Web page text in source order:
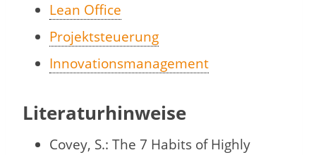
Lean Office
Projektsteuerung
Innovationsmanagement
Literaturhinweise
Covey, S.: The 7 Habits of Highly